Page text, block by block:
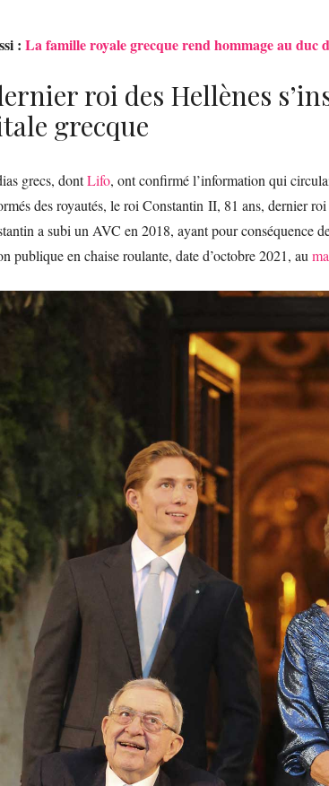
: La famille royale grecque rend hommage au duc
roi des Hellènes
grecque
grecs, dontLifo, ont confirmé l’information qui
des royautés, le roi Constantin II, 81 ans, dernier
a subi un AVC en 2018, ayant pour conséquence
publique en chaise roulante, date d’octobre 2021, au